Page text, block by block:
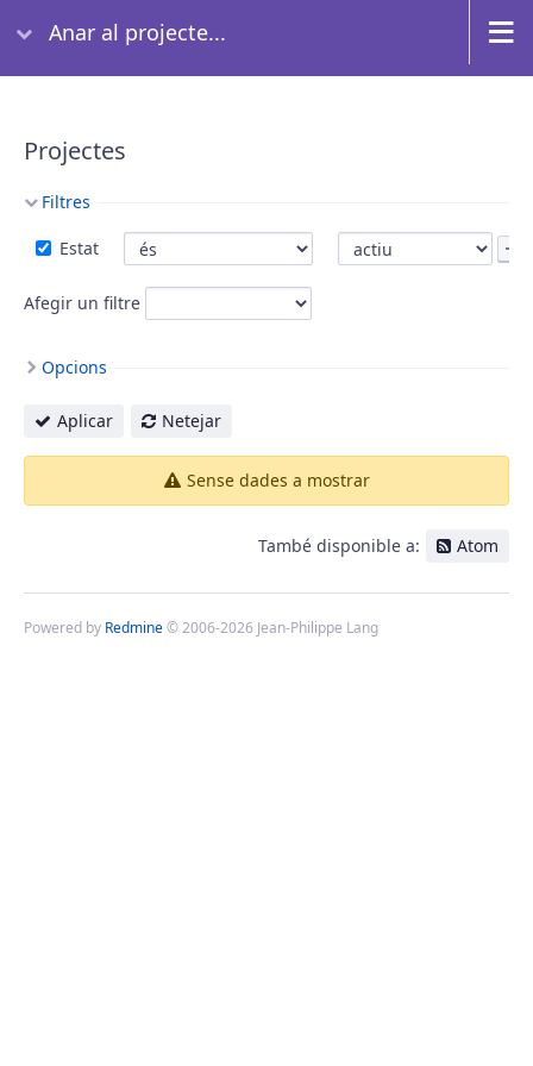
Anar al projecte...
Projectes
Filtres
Estat
Afegir un filtre
Opcions
Aplicar Netejar
Sense dades a mostrar
També disponible a: Atom
Powered by Redmine© 2006-2026 Jean-Philippe Lang